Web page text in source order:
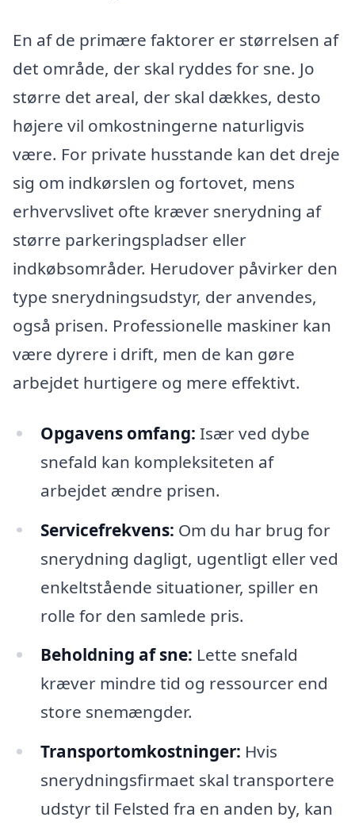
En af de primære faktorer er størrelsen af
det område, der skal ryddes for sne. Jo
større det areal, der skal dækkes, desto
højere vil omkostningerne naturligvis
være. For private husstande kan det dreje
sig om indkørslen og fortovet, mens
erhvervslivet ofte kræver snerydning af
større parkeringspladser eller
indkøbsområder. Herudover påvirker den
type snerydningsudstyr, der anvendes,
også prisen. Professionelle maskiner kan
være dyrere i drift, men de kan gøre
arbejdet hurtigere og mere effektivt.
Opgavens omfang: Især ved dybe
snefald kan kompleksiteten af
arbejdet ændre prisen.
Servicefrekvens: Om du har brug for
snerydning dagligt, ugentligt eller ved
enkeltstående situationer, spiller en
rolle for den samlede pris.
Beholdning af sne: Lette snefald
kræver mindre tid og ressourcer end
store snemængder.
Transportomkostninger: Hvis
snerydningsfirmaet skal transportere
udstyr til Felsted fra en anden by, kan